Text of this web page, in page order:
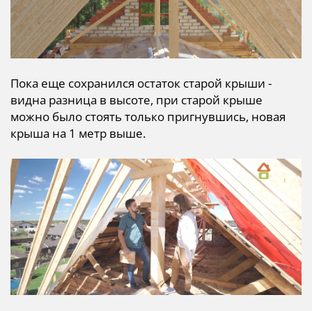
Пока еще сохранился остаток старой крыши -
видна разница в высоте, при старой крыше
можно было стоять только пригнувшись, новая
крыша на 1 метр выше.